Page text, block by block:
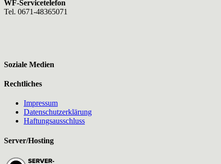
WF-Servicetelefon
Tel. 0671-48365071
Soziale Medien
Rechtliches
Impressum
Datenschutzerklärung
Haftungsausschluss
Server/Hosting